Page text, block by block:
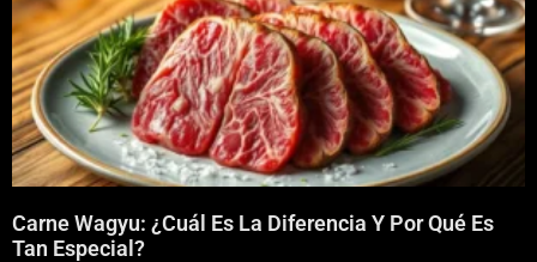
Carne Wagyu: ¿Cuál Es La Diferencia Y Por Qué Es
Tan Especial?